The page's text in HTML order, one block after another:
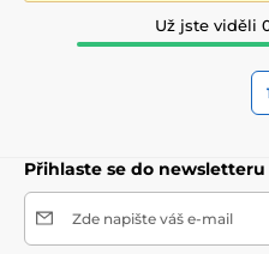
Už jste viděli
Přihlaste se do newsletteru
Zde napište váš e-mail